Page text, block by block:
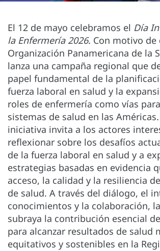
El 12 de mayo celebramos el Día
la Enfermería 2026. Con motivo de
Organización Panamericana de la
lanza una campaña regional que
papel fundamental de la
fuerza laboral en salud y la
roles de enfermería como vías
sistemas de salud en las
iniciativa invita a los actores
reflexionar sobre los desafíos
de la fuerza laboral en salud y a
estrategias basadas en evidencia
acceso, la calidad y la resiliencia
de salud. A través del diálogo, el
conocimientos y la colaboración,
subraya la contribución esencial
para alcanzar resultados de salud
equitativos y sostenibles en la